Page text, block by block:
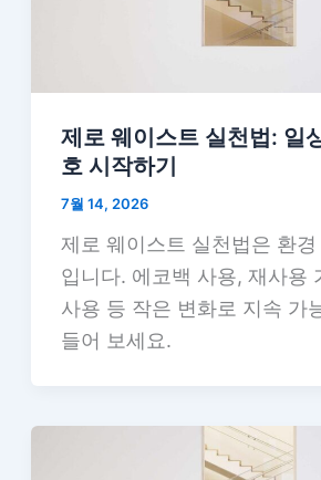
제로 웨이스트 실천법: 일
호 시작하기
7월 14, 2026
제로 웨이스트 실천법은 환
입니다. 에코백 사용, 재사용
사용 등 작은 변화로 지속 가
들어 보세요.